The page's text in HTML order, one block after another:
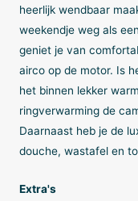
heerlijk wendbaar
weekendje weg als
geniet je van
airco op de motor. Is
het binnen lekker
ringverwarming de
Daarnaast heb je de
douche, wastafel en
Extra's